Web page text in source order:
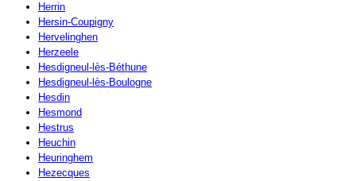
Herrin
Hersin-Coupigny
Hervelinghen
Herzeele
Hesdigneul-lès-Béthune
Hesdigneul-lès-Boulogne
Hesdin
Hesmond
Hestrus
Heuchin
Heuringhem
Hezecques